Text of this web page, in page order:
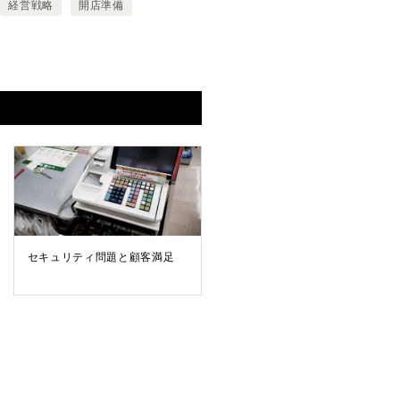
経営戦略 開店準備
セキュリティ問題と顧客満足